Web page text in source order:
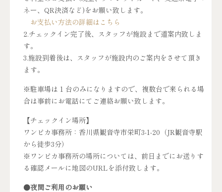
ネー、QR決済など)をお願い致します。
お支払い方法の詳細はこちら
2.チェックイン完了後、スタッフが施設まで道案内致しま
す。
3.施設到着後は、スタッフが施設内のご案内をさせて頂き
ます。
※駐車場は 1 台のみになりますので、複数台で来られる場
合は事前にお電話にてご連絡お願い致します。
【チェックイン場所】
ワンピカ事務所：香川県観音寺市栄町3-1-20（JR観音寺駅
から徒歩3分）
※ワンピカ事務所の場所については、前日までにお送りす
る確認メールに地図のURLを添付致します。
●夜間ご利用のお願い